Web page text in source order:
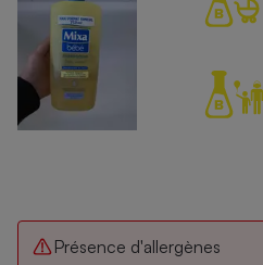
Présence d'allergènes